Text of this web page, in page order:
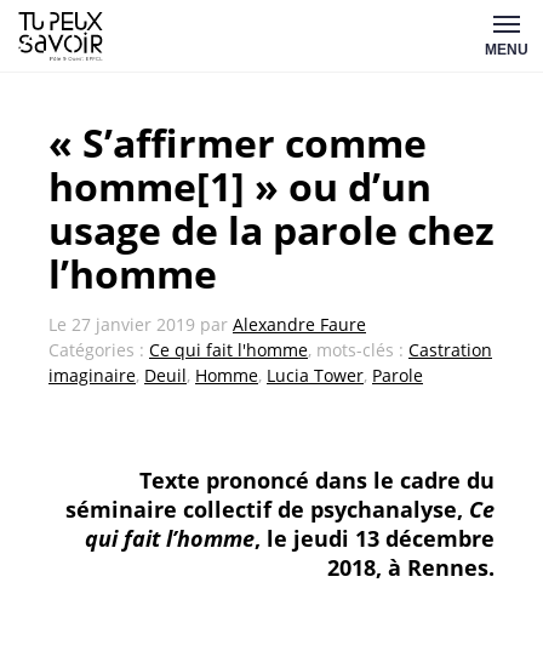
Aller
au
MENU
« S’affirmer comme
homme[1] » ou d’un
usage de la parole chez
l’homme
Le 27 janvier 2019 par Alexandre Faure
Catégories : Ce qui fait l'homme, mots-clés : Castration
imaginaire, Deuil, Homme, Lucia Tower, Parole
Texte prononcé dans le cadre du
séminaire collectif de psychanalyse, Ce
qui fait l’homme, le jeudi 13 décembre
2018, à Rennes.